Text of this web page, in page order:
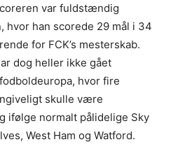
var fuldstændig
han scorede 29 mål i 34
for FCK’s mesterskab.
dog heller ikke gået
hvor fire
skulle være
ifølge normalt pålidelige Sky
West Ham og Watford.